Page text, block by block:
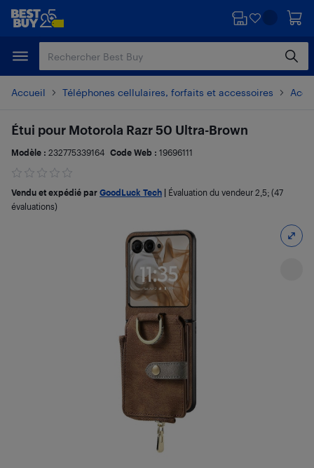
Passer
principal
Passer
Accueil Téléphones cellulaires, forfaits et accessoires
Étui pour Motorola Razr 50 Ultra-Brown
Modèle : 232775339164 Code Web : 19696111
Vendu et expédié par GoodLuck Tech Évaluation du vendeur 2,5; (47
évaluations)